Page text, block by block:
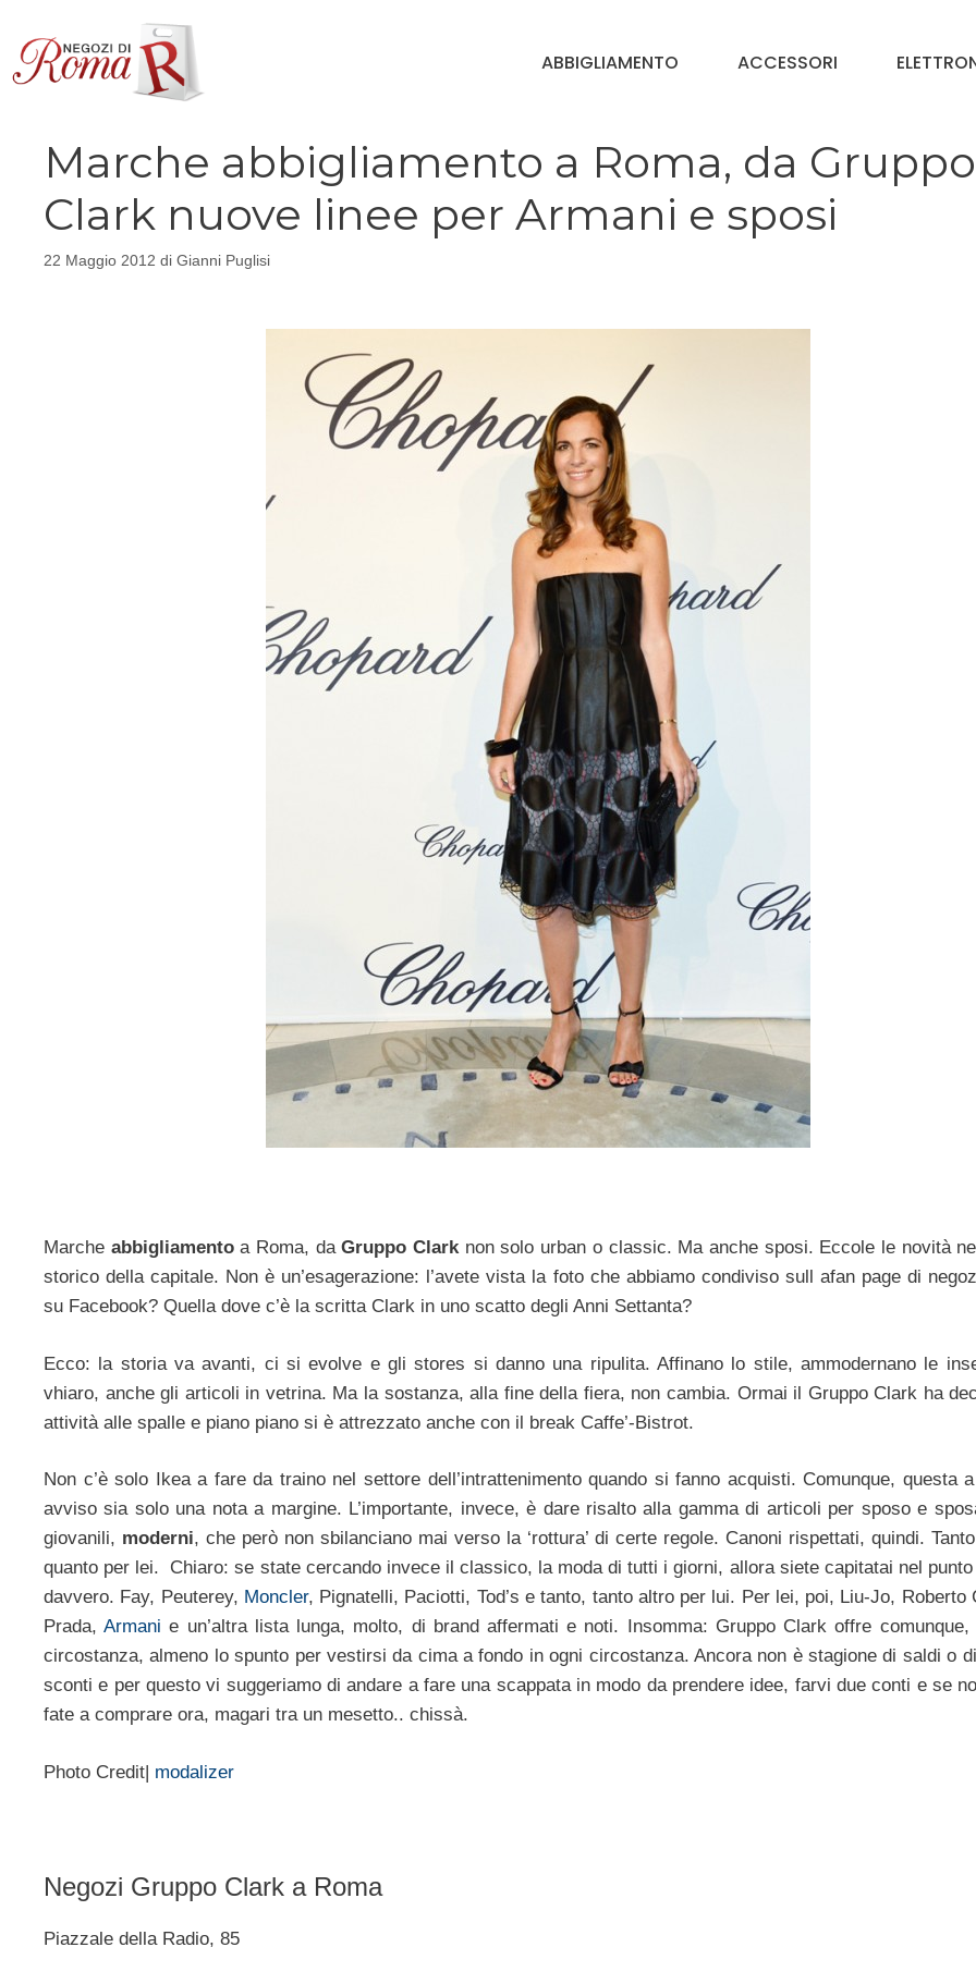
contenuto
ABBIGLIAMENTO ACCESSORI
Marche abbigliamento a Roma, da Gruppo
Clark nuove linee per Armani e sposi
22 Maggio 2012 di Gianni Puglisi
Marche abbigliamentoa Roma, daGruppo Clarknon solo urban o classic. Ma anche sposi. Eccole le novità
storico della capitale. Non è un’esagerazione: l’avete vista la foto che abbiamo condiviso sull afan page di
su Facebook? Quella dove c’è la scritta Clark in uno scatto degli Anni Settanta?
Ecco: la storia va avanti, ci si evolve e gli stores si danno una ripulita. Affinano lo stile, ammodernano le
vhiaro, anche gli articoli in vetrina. Ma la sostanza, alla fine della fiera, non cambia. Ormai il Gruppo Clark ha
attività alle spalle e piano piano si è attrezzato anche con il break Caffe’-Bistrot.
Non c’è solo Ikea a fare da traino nel settore dell’intrattenimento quando si fanno acquisti. Comunque, questa
avviso sia solo una nota a margine. L’importante, invece, è dare risalto alla gamma di articoli per sposo e
giovanili, moderni, che però non sbilanciano mai verso la ‘rottura’ di certe regole. Canoni rispettati, quindi.
quanto per lei. Chiaro: se state cercando invece il classico, la moda di tutti i giorni, allora siete capitatai nel
davvero. Fay, Peuterey, Moncler, Pignatelli, Paciotti, Tod’s e tanto, tanto altro per lui. Per lei, poi, Liu-Jo, Roberto
Prada,Armani e un’altra lista lunga, molto, di brand affermati e noti. Insomma: Gruppo Clark offre comunque,
circostanza, almeno lo spunto per vestirsi da cima a fondo in ogni circostanza. Ancora non è stagione di saldi o
sconti e per questo vi suggeriamo di andare a fare una scappata in modo da prendere idee, farvi due conti e se
fate a comprare ora, magari tra un mesetto.. chissà.
Photo Credit| modalizer
Negozi Gruppo Clark a Roma
Piazzale della Radio, 85